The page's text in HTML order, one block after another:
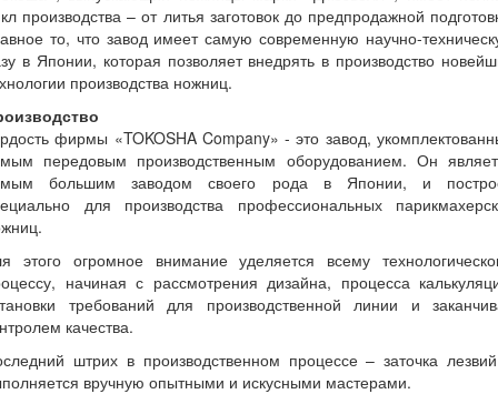
производства – от литья заготовок до предпродажной
то, что завод имеет самую современную научно-
в Японии, которая позволяет внедрять в производство
производства ножниц.
фирмы «TOKOSHA Company» - это завод,
передовым производственным оборудованием. Он
большим заводом своего рода в Японии, и
для производства профессиональных
этого огромное внимание уделяется всему
начиная с рассмотрения дизайна, процесса
требований для производственной линии и
качества.
штрих в производственном процессе – заточка
вручную опытными и искусными мастерами.